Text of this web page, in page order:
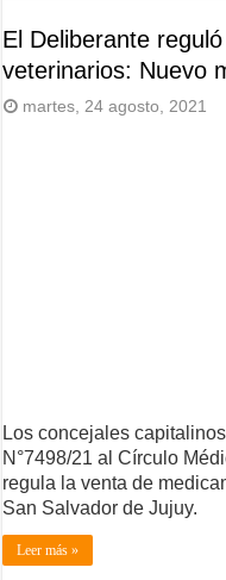
El Deliberante
veterinarios: Nuevo
martes, 24 agosto, 2021
Los concejales
N°7498/21 al Círculo
regula la venta de
San Salvador de Jujuy.
Leer más »